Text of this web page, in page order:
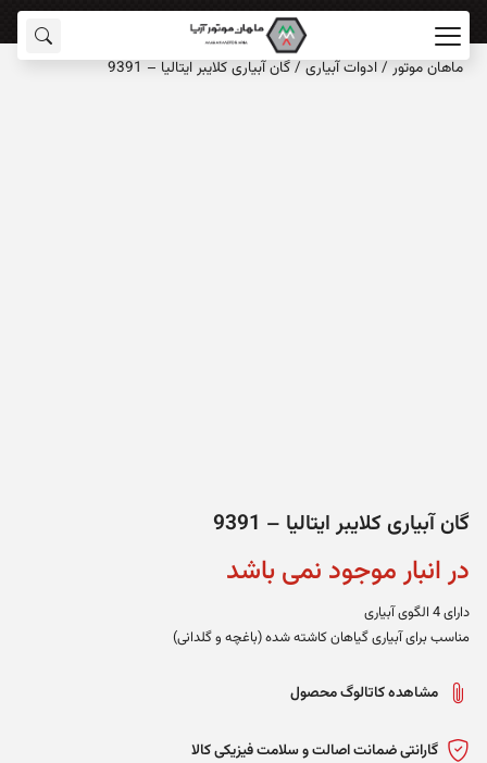
ماهان‌ موتور /ادوات آبیاری/گان آبیاری کلایبر ایتالیا – 9391
گان آبیاری کلایبر ایتالیا – 9391
در انبار موجود نمی باشد
دارای 4 الگوی آبیاری
مناسب برای آبیاری گیاهان کاشته شده (باغچه و گلدانی)
مشاهده کاتالوگ محصول
گارانتی ضمانت اصالت و سلامت فیزیکی کالا